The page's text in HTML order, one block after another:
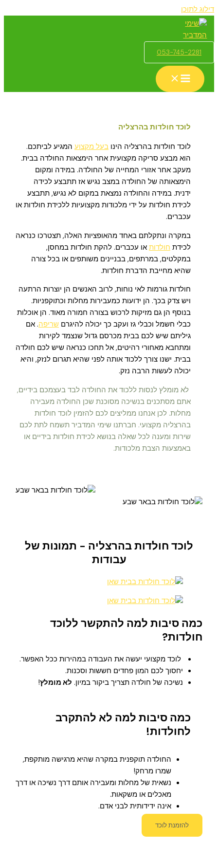
דילוג לתוכן
053-745-2281
לוכד חולדות בהרצליה
לוכד חולדות בהרצליה הינו בעל מקצוע המגיע לביתכם.
הוא מבצע סריקה מקצועית אחר הימצאות החולדה בבית.
מעקב אחר אזורי המחייה של החולדה. במידה ומקום
הימצאותה של החולדה במצב נגיש אז תתבצע לכידה
ידנית. במידה והחולדה נמצאת במקום לא נגיש, תתבצע
לכידת חולדות על ידי מלכודות מקצועיות ללכידת חולדות או
עכברים.
במקרה ונתקלתם באחד מהאופציות האלה, תצטרכו כנראה
לכידת חולדות או עכברים. להקת חולדות במחסן,
במקלטים, במרתפים, בבניינים משותפים או בכל צורה
שהיא מחייבת הדברת חולדות.
חולדות גורמות לאי נוחות, לרוב האנשים הן יוצרות הרתעה
ויש צדק בכך. הן ידועות כמעבירות מחלות וכתוקפניות.
בנוסף הן גם מזיקות לרכוש בצורה חמורה מאוד. הן אוכלות
כבלי חשמל וכבלי גז ועקב כך יכולה להיגרם שריפה. אם
גיליתם שיש לכם בבית מכרסם גדול שנצמד לקירות
ומתחבא מאחורי רהיטים, אל תחכו כנראה שיש לכם חולדה
בבית. ישנו צורך ללכוד אותה לפני שהיא תגרום לנזק, והיא
יכולה לעשות הרבה נזק.
לא מומלץ לנסות ללכוד את החולדה לבד בעצמכם בידיים,
אתם מסתכנים בנשיכה מסוכנת שכן החולדה מעבירה
מחלות. לכן אנחנו ממליצים לכם להזמין לוכד חולדות
בהרצליה מקצועי. חברתנו שימי המדביר תשמח לתת לכם
שירות ומענה לכל שאלה בנושא לכידת חולדות בידיים או
באמצעות הצבת מלכודות.
לוכד חולדות בהרצליה - תמונות של
עבודות
כמה סיבות למה להתקשר ללוכד
חולדות?
לוכד מקצועי יעשה את העבודה במהירות ככל האפשר.
יחסוך לכם המון פחדים חששות וסכנות.
נשיכה של חולדה תצריך ביקור במיון. לא מומלץ!
כמה סיבות למה לא להתקרב
לחולדות!
החולדה תוקפנית במקרה שהיא מרגישה מותקפת,
שמרו מרחק!
נשאית של מחלות ומעבירה אותם דרך נשיכה או דרך
מאכלים או משקאות.
אינה ידידותית לבני אדם.
להזמנת לוכד